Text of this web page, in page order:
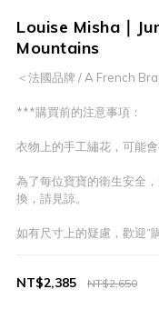
Louise Misha｜
Mountains
＜法國品牌 / A French
***購買前的注意事項：
衣物上的手工繡花，可能
為了每位寶寶的衛生安全
換，請見諒。
如有尺寸上的疑慮，歡迎“
NT$2,650
NT$2,385